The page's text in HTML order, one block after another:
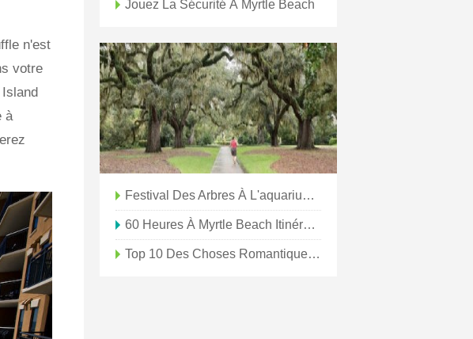
n'est
votre
à
Jouez La Sécurité À Myrtle Beach
Festival Des Arbres À L'aquarium Ripley De Myrtle Beach
60 Heures À Myrtle Beach Itinéraires
Top 10 Des Choses Romantiques À Faire À Myrtle Beach